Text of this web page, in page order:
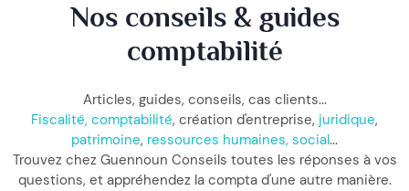
Nos conseils & guides
comptabilité
Articles, guides, conseils, cas clients...
Fiscalité, comptabilité, création d'entreprise, juridique,
patrimoine, ressources humaines, social...
Trouvez chez Guennoun Conseils toutes les réponses à vos
questions, et appréhendez la compta d'une autre manière.